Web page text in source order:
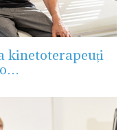
kinetoterapeuți